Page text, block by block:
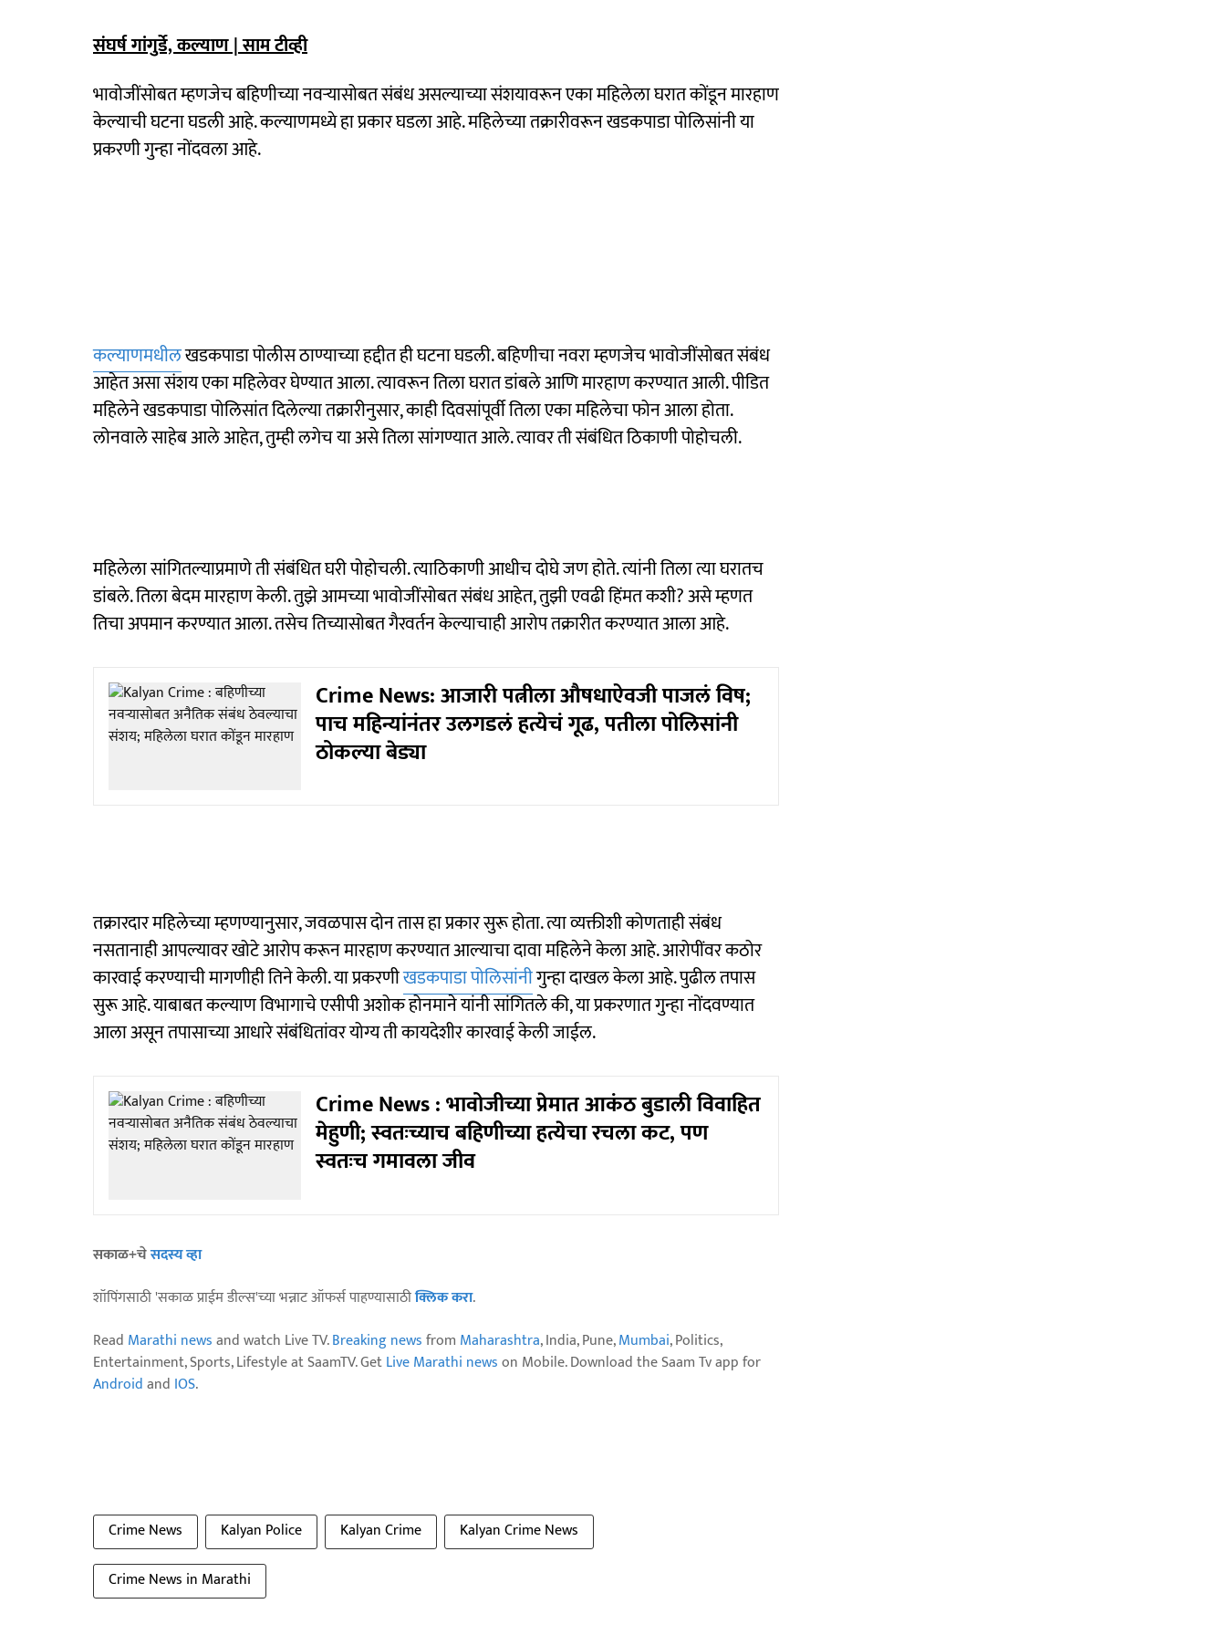
संघर्ष गांगुर्डे, कल्याण | साम टीव्ही
भावोजींसोबत म्हणजेच बहिणीच्या नवऱ्यासोबत संबंध असल्याच्या संशयावरून एका महिलेला घरात कोंडून मारहाण
केल्याची घटना घडली आहे. कल्याणमध्ये हा प्रकार घडला आहे. महिलेच्या तक्रारीवरून खडकपाडा पोलिसांनी या
प्रकरणी गुन्हा नोंदवला आहे.
कल्याणमधीलखडकपाडा पोलीस ठाण्याच्या हद्दीत ही घटना घडली. बहिणीचा नवरा म्हणजेच भावोजींसोबत संबंध
आहेत असा संशय एका महिलेवर घेण्यात आला. त्यावरून तिला घरात डांबले आणि मारहाण करण्यात आली. पीडित
महिलेने खडकपाडा पोलिसांत दिलेल्या तक्रारीनुसार, काही दिवसांपूर्वी तिला एका महिलेचा फोन आला होता.
लोनवाले साहेब आले आहेत, तुम्ही लगेच या असे तिला सांगण्यात आले. त्यावर ती संबंधित ठिकाणी पोहोचली.
महिलेला सांगितल्याप्रमाणे ती संबंधित घरी पोहोचली. त्याठिकाणी आधीच दोघे जण होते. त्यांनी तिला त्या घरातच
डांबले. तिला बेदम मारहाण केली. तुझे आमच्या भावोजींसोबत संबंध आहेत, तुझी एवढी हिंमत कशी? असे म्हणत
तिचा अपमान करण्यात आला. तसेच तिच्यासोबत गैरवर्तन केल्याचाही आरोप तक्रारीत करण्यात आला आहे.
Crime News: आजारी पत्नीला औषधाऐवजी पाजलं विष;
पाच महिन्यांनंतर उलगडलं हत्येचं गूढ, पतीला पोलिसांनी
ठोकल्या बेड्या
तक्रारदार महिलेच्या म्हणण्यानुसार, जवळपास दोन तास हा प्रकार सुरू होता. त्या व्यक्तीशी कोणताही संबंध
नसतानाही आपल्यावर खोटे आरोप करून मारहाण करण्यात आल्याचा दावा महिलेने केला आहे. आरोपींवर कठोर
कारवाई करण्याची मागणीही तिने केली. या प्रकरणीखडकपाडा पोलिसांनीगुन्हा दाखल केला आहे. पुढील तपास
सुरू आहे. याबाबत कल्याण विभागाचे एसीपी अशोक होनमाने यांनी सांगितले की, या प्रकरणात गुन्हा नोंदवण्यात
आला असून तपासाच्या आधारे संबंधितांवर योग्य ती कायदेशीर कारवाई केली जाईल.
Crime News : भावोजीच्या प्रेमात आकंठ बुडाली विवाहित
मेहुणी; स्वतःच्याच बहिणीच्या हत्येचा रचला कट, पण
स्वतःच गमावला जीव
सकाळ+चेसदस्य व्हा
शॉपिंगसाठी 'सकाळ प्राईम डील्स'च्या भन्नाट ऑफर्स पाहण्यासाठीक्लिक करा.
Read Marathi newsand watch Live TV.Breaking newsfrom Maharashtra, India, Pune,Mumbai, Politics,
Entertainment, Sports, Lifestyle at SaamTV. GetLive Marathi newson Mobile. Download the Saam Tv app for
Androidand IOS.
Crime News Kalyan Police Kalyan Crime
Kalyan Crime News
Crime News in Marathi